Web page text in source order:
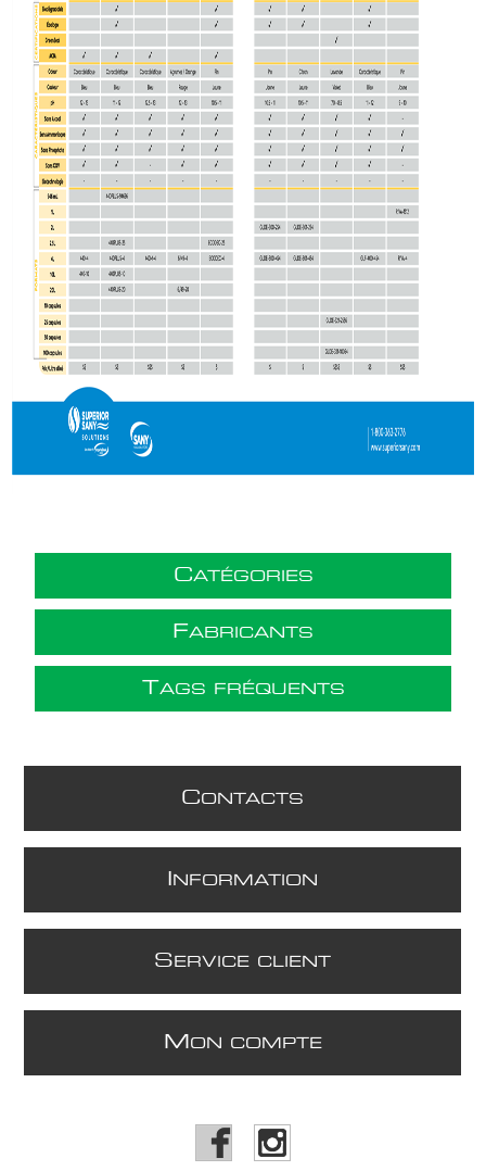
CATÉGORIES
FABRICANTS
TAGS FRÉQUENTS
CONTACTS
NFORMATION
S ERVICE CLIENT
M ON COMPTE